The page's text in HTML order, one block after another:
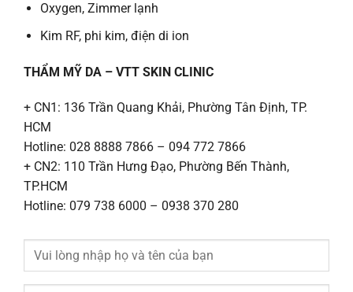
Oxygen, Zimmer lạnh
Kim RF, phi kim, điện di ion
THẨM MỸ DA – VTT SKIN CLINIC
+ CN1: 136 Trần Quang Khải, Phường Tân Định, TP.
HCM
Hotline: 028 8888 7866 – 094 772 7866
+ CN2: 110 Trần Hưng Đạo, Phường Bến Thành,
TP.HCM
Hotline: 079 738 6000 – 0938 370 280